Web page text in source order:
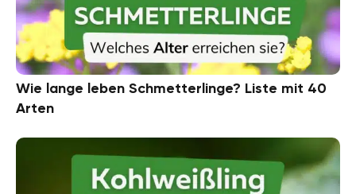
Wie lange leben Schmetterlinge? Liste mit 40
Arten